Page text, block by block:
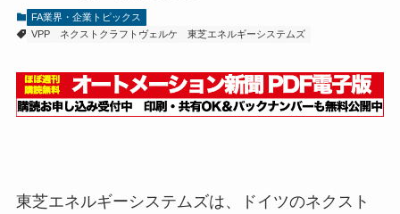
FA業界・企業トピックス
VPP
ネクストクラフトヴェルケ 東芝エネルギーシステムズ
東芝エネルギーシステムズは、ドイツのネクスト